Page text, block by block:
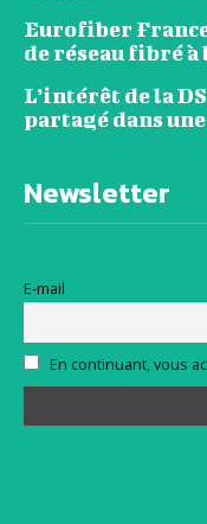
Eurofiber France
de réseau fibré
L’intérêt de la
partagé dans
Newsletter
E-mail
En continuant, vous